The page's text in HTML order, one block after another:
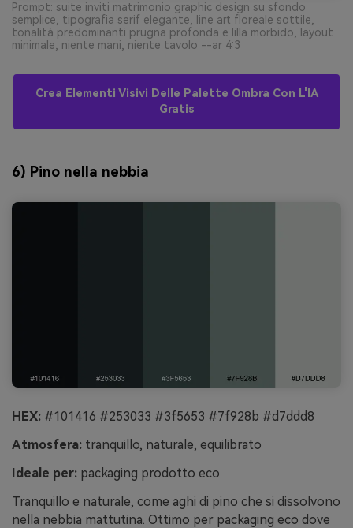
Prompt: suite inviti matrimonio graphic design su sfondo
semplice, tipografia serif elegante, line art floreale sottile,
tonalità predominanti prugna profonda e lilla morbido, layout
minimale, niente mani, niente tavolo --ar 4:3
Crea Elementi Visivi Delle Palette Ombra Con L'IA
Gratis
6) Pino nella nebbia
HEX: #101416 #253033 #3f5653 #7f928b #d7ddd8
Atmosfera: tranquillo, naturale, equilibrato
Ideale per: packaging prodotto eco
Tranquillo e naturale, come aghi di pino che si dissolvono
nella nebbia mattutina. Ottimo per packaging eco dove